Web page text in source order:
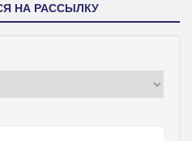
НА РАССЫЛКУ